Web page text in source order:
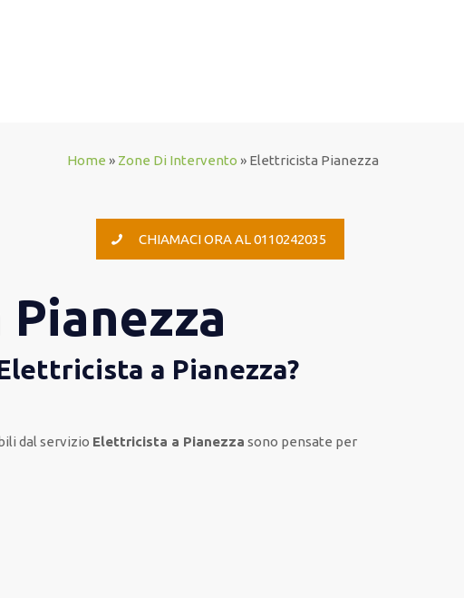
Home » Zone Di Intervento » Elettricista Pianezza
CHIAMACI ORA AL 0110242035
a Pianezza?
dal servizio Elettricista a Pianezza sono pensate per